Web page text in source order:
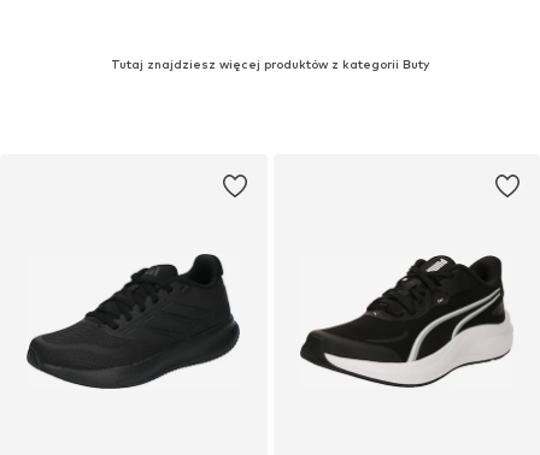
Tutaj znajdziesz więcej produktów z kategorii Buty